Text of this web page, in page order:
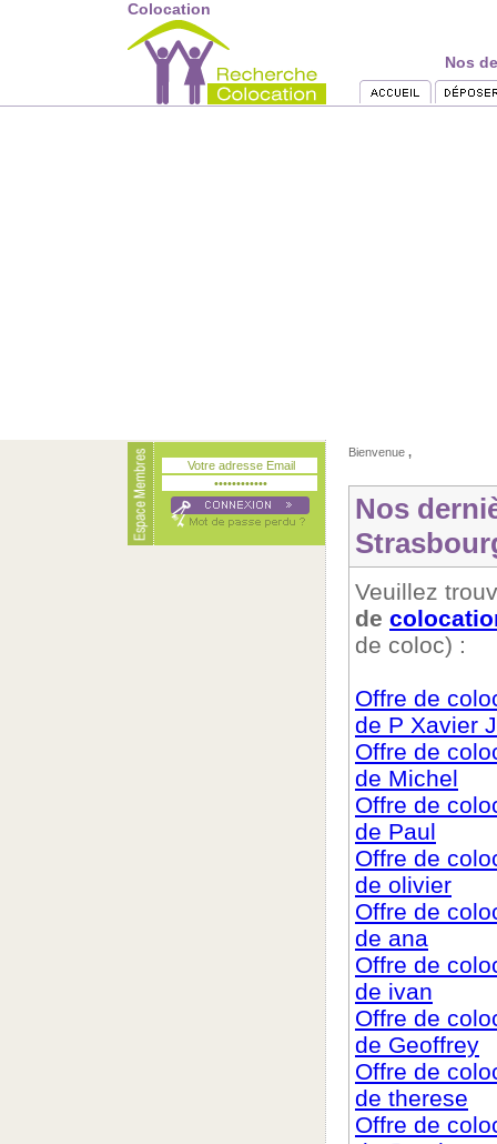
Colocation
Nos
Bienvenue ,
Nos
Veuillez
de
de coloc) :
Offre de
de P Xavier J
Offre de
de Michel
Offre de
de Paul
Offre de
de olivier
Offre de
de ana
Offre de
de ivan
Offre de
de Geoffrey
Offre de
de therese
Offre de